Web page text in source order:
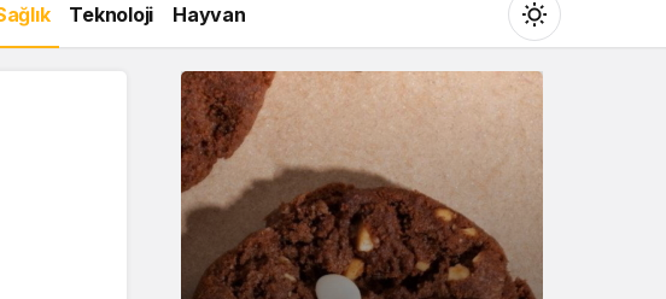
Teknoloji Hayvan
Mod
değiştir
Gündüz Modu
Gündüz modunu seçin.